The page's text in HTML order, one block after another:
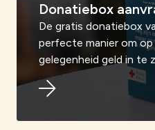
Donatiebox
De gratis donatiebox
perfecte manier om
gelegenheid geld in te